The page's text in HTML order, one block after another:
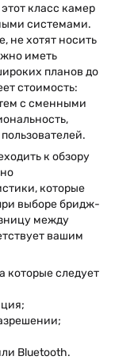
класс камер
системами.
не хотят носить
иметь
планов до
стоимость:
с сменными
к обзору
которые
выборе бридж-
между
вашим
следует
Bluetooth.